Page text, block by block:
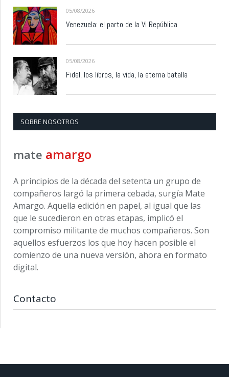
05/08/2026
Venezuela: el parto de la VI República
05/08/2026
Fidel, los libros, la vida, la eterna batalla
SOBRE NOSOTROS
mate amargo
A principios de la década del setenta un grupo de
compañeros largó la primera cebada, surgía Mate
Amargo. Aquella edición en papel, al igual que las
que le sucedieron en otras etapas, implicó el
compromiso militante de muchos compañeros. Son
aquellos esfuerzos los que hoy hacen posible el
comienzo de una nueva versión, ahora en formato
digital.
Contacto